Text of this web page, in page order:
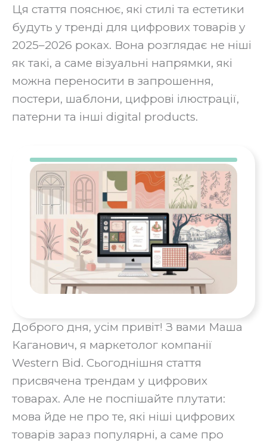
Ця стаття пояснює, які стилі та естетики
будуть у тренді для цифрових товарів у
2025–2026 роках. Вона розглядає не ніші
як такі, а саме візуальні напрямки, які
можна переносити в запрошення,
постери, шаблони, цифрові ілюстрації,
патерни та інші digital products.
‍Доброго дня, усім привіт! З вами Маша
Каганович, я маркетолог компанії
Western Bid. Сьогоднішня стаття
присвячена трендам у цифрових
товарах. Але не поспішайте плутати:
мова йде не про те, які ніші цифрових
товарів зараз популярні, а саме про